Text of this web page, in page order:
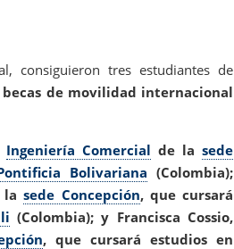
consiguieron tres estudiantes de
becas de movilidad internacional
Ingeniería Comercial de la sede
Bolivariana (Colombia);
lasede Concepción, que cursará
(Colombia); y Francisca Cossio,
, que cursará estudios en